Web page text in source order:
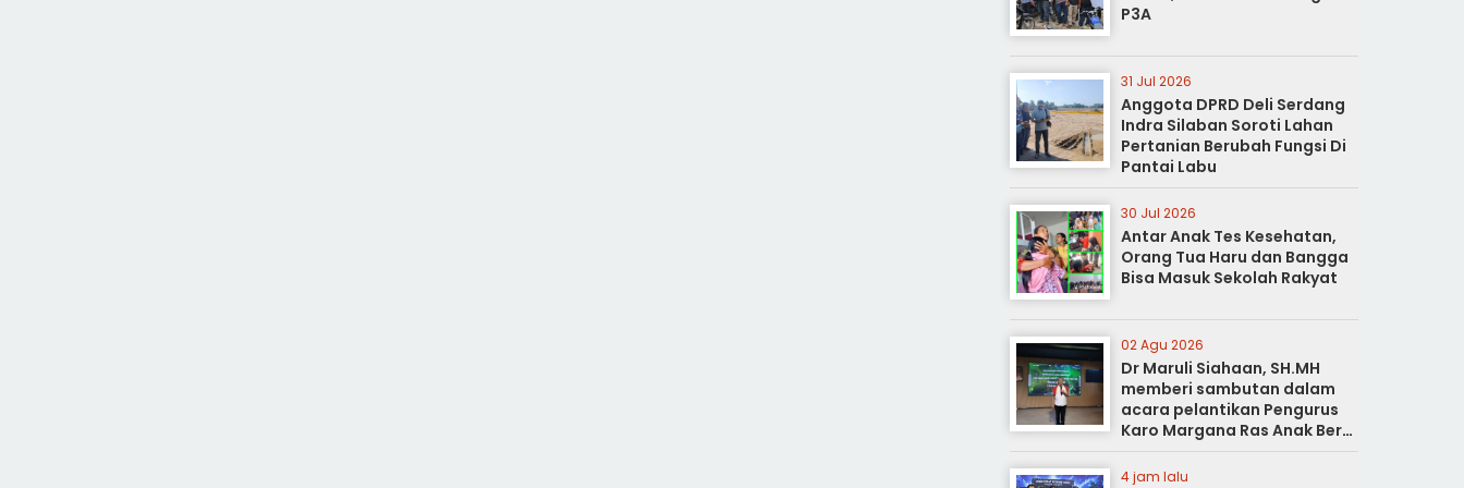
P3A
31 Jul 2026
Anggota DPRD Deli Serdang
Indra Silaban Soroti Lahan
Pertanian Berubah Fungsi Di
Pantai Labu
30 Jul 2026
Antar Anak Tes Kesehatan,
Orang Tua Haru dan Bangga
Bisa Masuk Sekolah Rakyat
02 Agu 2026
Dr Maruli Siahaan, SH.MH
memberi sambutan dalam
acara pelantikan Pengurus
Karo Margana Ras Anak Beru
Anak Beru Menteri Periode
Kota Medan
4 jam lalu